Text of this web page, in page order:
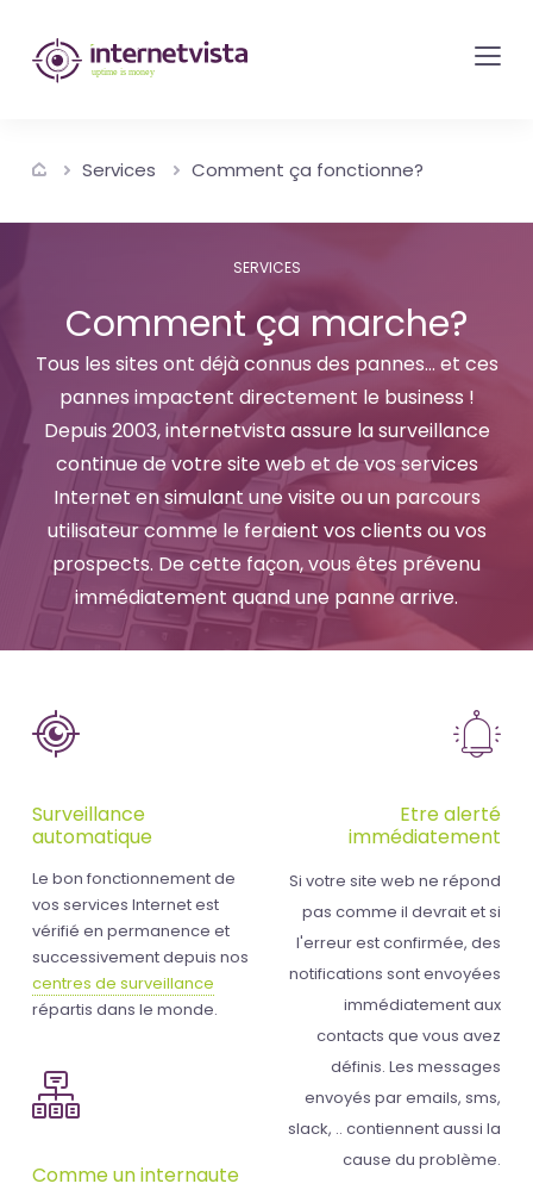
internetvista
monitoring
surveillance
de
site
de
services
internet-
Uptime
money
Services Comment ça fonctionne?
SERVICES
Comment ça marche?
Tous les sites ont déjà connus des pannes... et ces
pannes impactent directement le business !
Depuis 2003, internetvista assure la surveillance
continue de votre site web et de vos services
Internet en simulant une visite ou un parcours
utilisateur comme le feraient vos clients ou vos
prospects. De cette façon, vous êtes prévenu
immédiatement quand une panne arrive.
Surveillance
automatique
Le bon fonctionnement de
vos services Internet est
vérifié en permanence et
successivement depuis nos
centres de surveillance
répartis dans le monde.
Comme un internaute
Etre alerté
immédiatement
Si votre site web ne répond
pas comme il devrait et si
l'erreur est confirmée, des
notifications sont envoyées
immédiatement aux
contacts que vous avez
définis. Les messages
envoyés par emails, sms,
slack, .. contiennent aussi la
cause du problème.